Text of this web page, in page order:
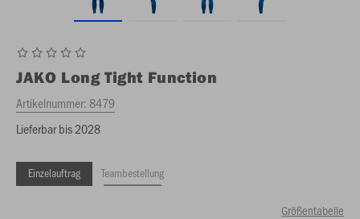
JAKO Long Tight Function
Artikelnummer:8479
Lieferbar bis 2028
Einzelauftrag Teambestellung
Größentabelle